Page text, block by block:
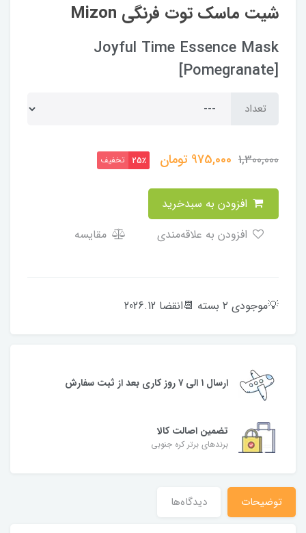
شیت ماسک توت فرنگی Mizon
Joyful Time Essence Mask
[Pomegranate]
تعداد
1,300,000
975,000 تومان 25٪ تخفیف
مقایسه
💡موجودی ۲ بسته 📆انقضا 2026.12
ارسال ۱ الی ۷ روز کاری بعد از ثبت سفارش
تضمین اصالت کالا
برندهای برتر کره جنوبی
توضیحات دیدگاه‌ها